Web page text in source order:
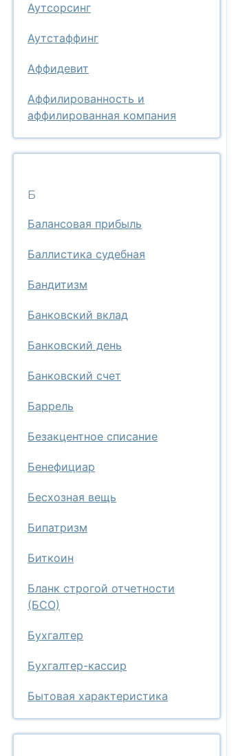
Аутсорсинг
Аутстаффинг
Аффидевит
Аффилированность и
аффилированная компания
Б
Балансовая прибыль
Баллистика судебная
Бандитизм
Банковский вклад
Банковский день
Банковский счет
Баррель
Безакцентное списание
Бенефициар
Бесхозная вещь
Бипатризм
Биткоин
Бланк строгой отчетности
(БСО)
Бухгалтер
Бухгалтер-кассир
Бытовая характеристика